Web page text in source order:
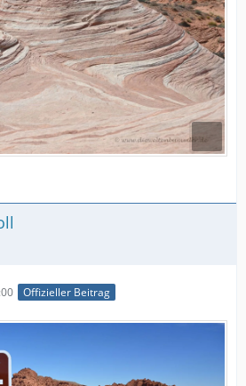
Offizieller Beitrag